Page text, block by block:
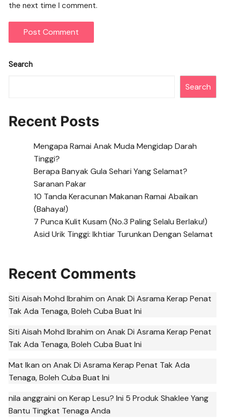
the next time I comment.
Search
Search
Recent Posts
Mengapa Ramai Anak Muda Mengidap Darah
Tinggi?
Berapa Banyak Gula Sehari Yang Selamat?
Saranan Pakar
10 Tanda Keracunan Makanan Ramai Abaikan
(Bahaya!)
7 Punca Kulit Kusam (No.3 Paling Selalu Berlaku!)
Asid Urik Tinggi: Ikhtiar Turunkan Dengan Selamat
Recent Comments
Siti Aisah Mohd Ibrahim onAnak Di Asrama Kerap Penat
Tak Ada Tenaga, Boleh Cuba Buat Ini
Siti Aisah Mohd Ibrahim onAnak Di Asrama Kerap Penat
Tak Ada Tenaga, Boleh Cuba Buat Ini
Mat Ikan onAnak Di Asrama Kerap Penat Tak Ada
Tenaga, Boleh Cuba Buat Ini
nila anggraini onKerap Lesu? Ini 5 Produk Shaklee Yang
Bantu Tingkat Tenaga Anda